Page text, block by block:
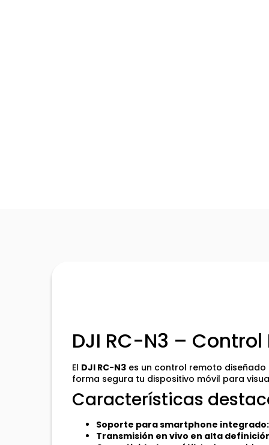
DJI RC-N3 –
El DJI RC-N3 es un control remoto
forma segura tu dispositivo móvil para
Características
Soporte para smartphone integrado:
Transmisión en vivo en alta